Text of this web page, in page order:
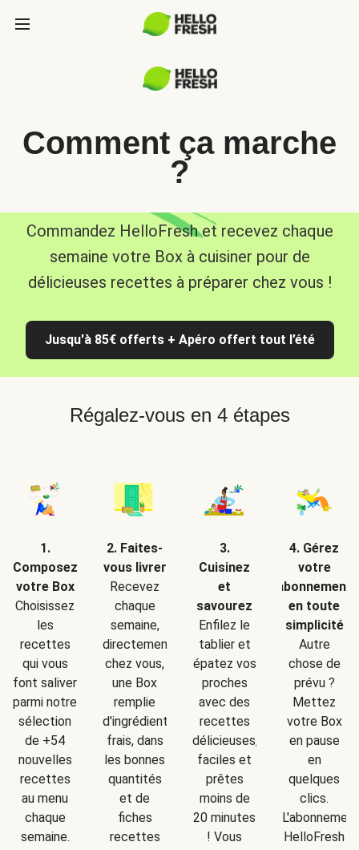
Comment ça marche
?
Commandez HelloFresh et recevez chaque
semaine votre Box à cuisiner pour de
délicieuses recettes à préparer chez vous !
Jusqu'à 85€ offerts + Apéro offert tout l’été
Régalez-vous en 4 étapes
1.
Composez
votre Box
Choisissez
les
recettes
qui vous
font saliver
parmi notre
sélection
de +54
nouvelles
recettes
au menu
chaque
semaine.
2. Faites-
vous livrer
Recevez
chaque
semaine,
directement
chez vous,
une Box
remplie
d'ingrédients
frais, dans
les bonnes
quantités
et de
fiches
recettes
3.
Cuisinez
et
savourez
Enfilez le
tablier et
épatez vos
proches
avec des
recettes
délicieuses,
faciles et
prêtes
moins de
20 minutes
! Vous
4. Gérez
votre
abonnement
en toute
simplicité
Autre
chose de
prévu ?
Mettez
votre Box
en pause
en
quelques
clics.
L'abonnement
HelloFresh